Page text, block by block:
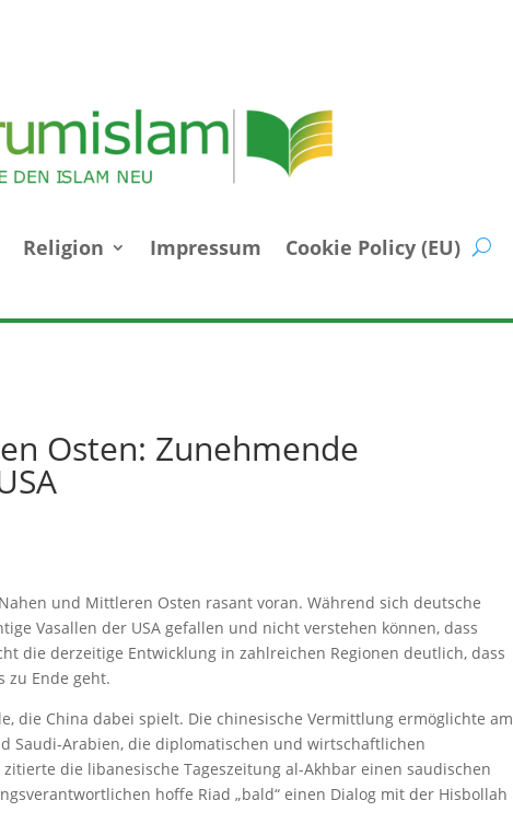
Religion Impressum Cookie Policy (EU)
Osten: Zunehmende
und Mittleren Osten rasant voran. Während sich deutsche
Vasallen der USA gefallen und nicht verstehen können, dass
die derzeitige Entwicklung in zahlreichen Regionen deutlich, dass
zu Ende geht.
die China dabei spielt. Die chinesische Vermittlung ermöglichte am
Saudi-Arabien, die diplomatischen und wirtschaftlichen
die libanesische Tageszeitung al-Akhbar einen saudischen
hoffe Riad „bald“ einen Dialog mit der Hisbollah